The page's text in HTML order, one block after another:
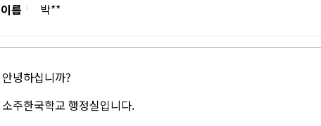
이름 박**
안녕하십니까?
소주한국학교 행정실입니다.